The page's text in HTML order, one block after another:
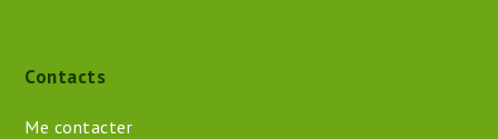
Contacts
Me contacter